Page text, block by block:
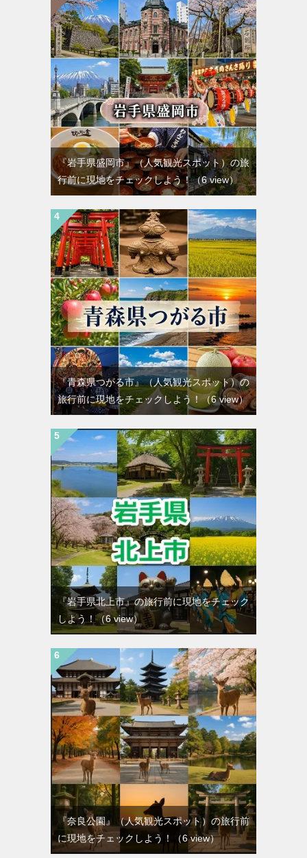
『岩手県盛岡市』（人気観光スポット）の旅
行前に現地をチェックしよう！（6 view）
『青森県つがる市』（人気観光スポット）の
旅行前に現地をチェックしよう！（6 view）
『岩手県北上市』の旅行前に現地をチェック
しよう！（6 view）
『奈良公園』（人気観光スポット）の旅行前
に現地をチェックしよう！
（6 view）